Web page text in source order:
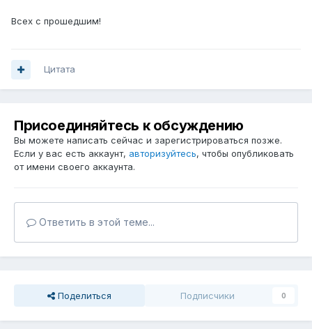
Всех с прошедшим!
Цитата
Присоединяйтесь к обсуждению
Вы можете написать сейчас и зарегистрироваться позже.
Если у вас есть аккаунт, авторизуйтесь, чтобы опубликовать
от имени своего аккаунта.
Ответить в этой теме...
Поделиться Подписчики 0